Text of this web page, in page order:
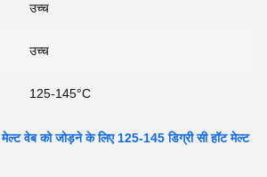
उच्च
उच्च
125-145°C
वेब को जोड़ने के लिए 125-145 डिग्री सी हॉट मेल्ट